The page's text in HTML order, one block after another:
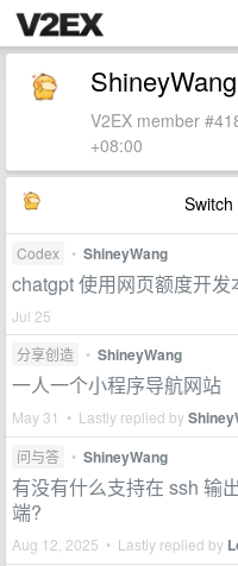
ShineyWang
V2EX member
+08:00
Codex • ShineyWang
chatgpt 使用网页额度开发
Jul 25
分享创造
• ShineyWang
一人一个小程序导航网站
May 31 • Lastly replied by
问与答 • ShineyWang
有没有什么支持在 ssh 输
端?
Aug 12, 2025 • Lastly replied by